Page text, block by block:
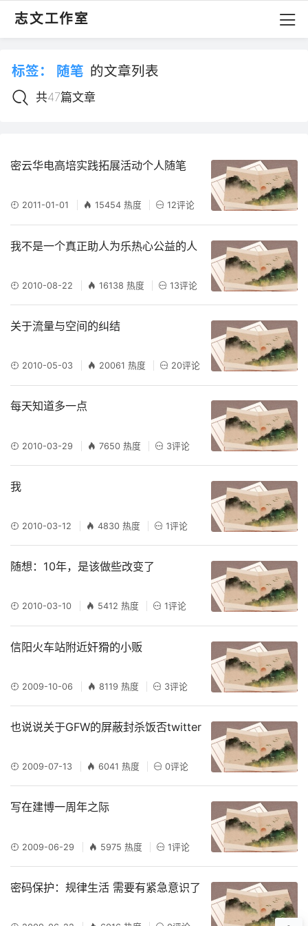
志文工作室
标签： 随笔 的文章列表
共47篇文章
密云华电高培实践拓展活动个人随笔
2011-01-01 15454 热度 12评论
我不是一个真正助人为乐热心公益的人
2010-08-22 16138 热度 13评论
关于流量与空间的纠结
2010-05-03 20061 热度 20评论
每天知道多一点
2010-03-29 7650 热度 3评论
我
2010-03-12 4830 热度 1评论
随想：10年，是该做些改变了
2010-03-10 5412 热度 1评论
信阳火车站附近奸猾的小贩
2009-10-06 8119 热度 3评论
也说说关于GFW的屏蔽封杀饭否twitter
2009-07-13 6041 热度 0评论
写在建博一周年之际
2009-06-29 5975 热度 1评论
密码保护：规律生活 需要有紧急意识了